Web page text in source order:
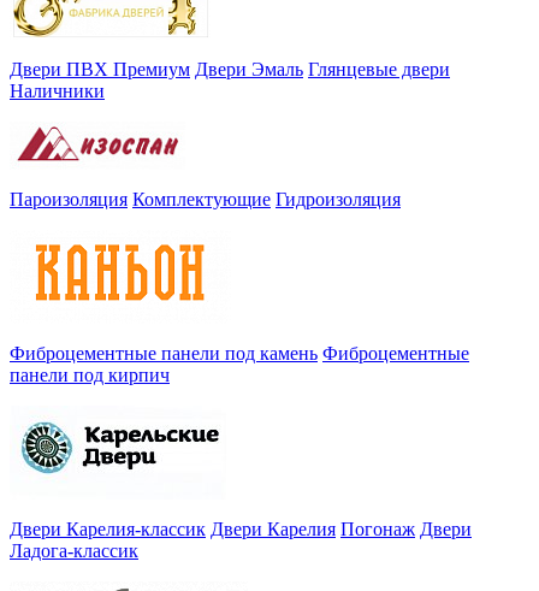
Двери ПВХ Премиум Двери Эмаль Глянцевые двери
Наличники
Пароизоляция Комплектующие Гидроизоляция
Фиброцементные панели под камень Фиброцементные
панели под кирпич
Двери Карелия-классик Двери Карелия Погонаж Двери
Ладога-классик